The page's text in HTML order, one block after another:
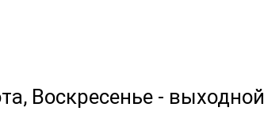
Воскресенье - выходной